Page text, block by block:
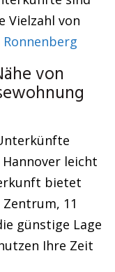
Vielzahl von
von
leicht
bietet
11
günstige Lage
Ihre Zeit